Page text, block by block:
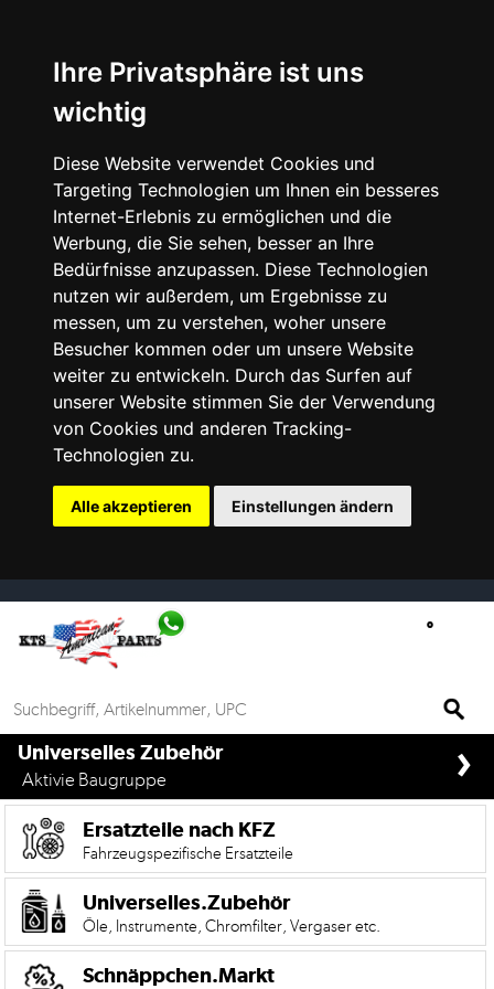
Ihre Privatsphäre ist uns
wichtig
Diese Website verwendet Cookies und
Targeting Technologien um Ihnen ein besseres
Internet-Erlebnis zu ermöglichen und die
Werbung, die Sie sehen, besser an Ihre
Bedürfnisse anzupassen. Diese Technologien
nutzen wir außerdem, um Ergebnisse zu
messen, um zu verstehen, woher unsere
Besucher kommen oder um unsere Website
weiter zu entwickeln. Durch das Surfen auf
unserer Website stimmen Sie der Verwendung
von Cookies und anderen Tracking-
Technologien zu.
Alle akzeptieren Einstellungen ändern
nach
KFZ
Universelles
Anfrage
&
Kontaktformular
Garage
Carport
Die
Mobile
Version
if%> >
Universelles Zubehör
Aktivie Baugruppe ›
Ersatzteile nach KFZ
Fahrzeugspezifische Ersatzteile
Universelles.Zubehör
Öle, Instrumente, Chromfilter, Vergaser etc.
Schnäppchen.Markt